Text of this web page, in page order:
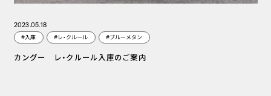
2023.05.18
#入庫 #レ・クルール #ブルーメタン
カングー レ・クルール入庫のご案内